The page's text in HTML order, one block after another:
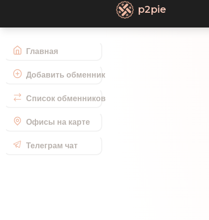
Главная
Добавить обменник
Список обменников
Офисы на карте
Телеграм чат
p2pie